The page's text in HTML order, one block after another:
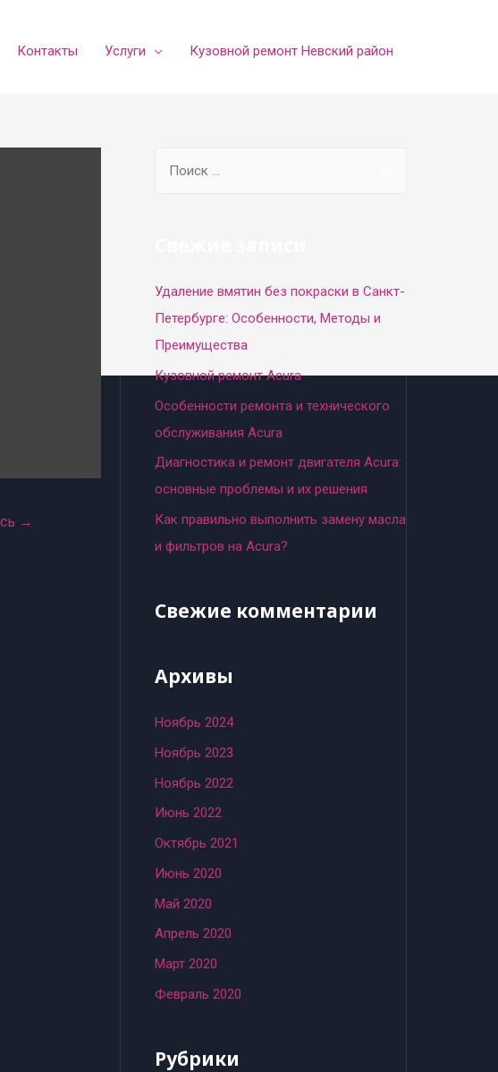
Контакты Услуги Кузовной ремонт Невский район
→
h
f
o
r
:
Удаление вмятин без покраски в Санкт-
Петербурге: Особенности, Методы и
Преимущества
Кузовной ремонт Acura
Особенности ремонта и технического
обслуживания Acura
Диагностика и ремонт двигателя Acura:
основные проблемы и их решения
Как правильно выполнить замену масла
и фильтров на Acura?
Свежие комментарии
Архивы
Ноябрь 2024
Ноябрь 2023
Ноябрь 2022
Июнь 2022
Октябрь 2021
Июнь 2020
Май 2020
Апрель 2020
Март 2020
Февраль 2020
Рубрики